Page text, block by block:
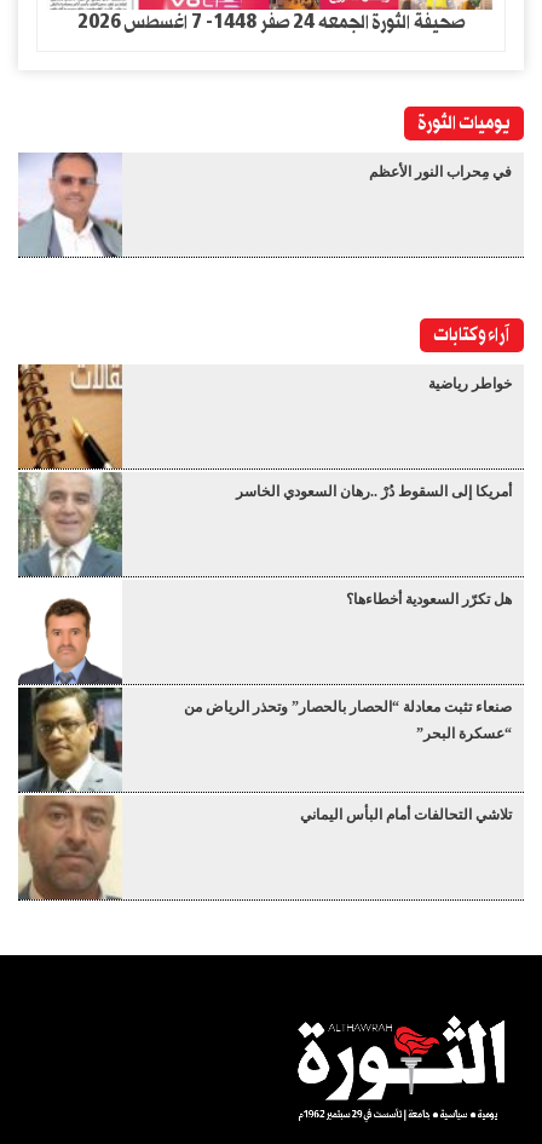
صحيفة الثورة الجمعه 24 صفر 1448- 7 اغسطس 2026
يوميات الثورة
في مِحراب النور الأعظم
آراء وكتابات
خواطر رياضية
أمريكا إلى السقوط دُرْ ..رهان السعودي الخاسر
هل تكرّر السعودية أخطاءها؟
صنعاء تثبت معادلة “الحصار بالحصار” وتحذر الرياض من
“عسكرة البحر”
تلاشي التحالفات أمام البأس اليماني